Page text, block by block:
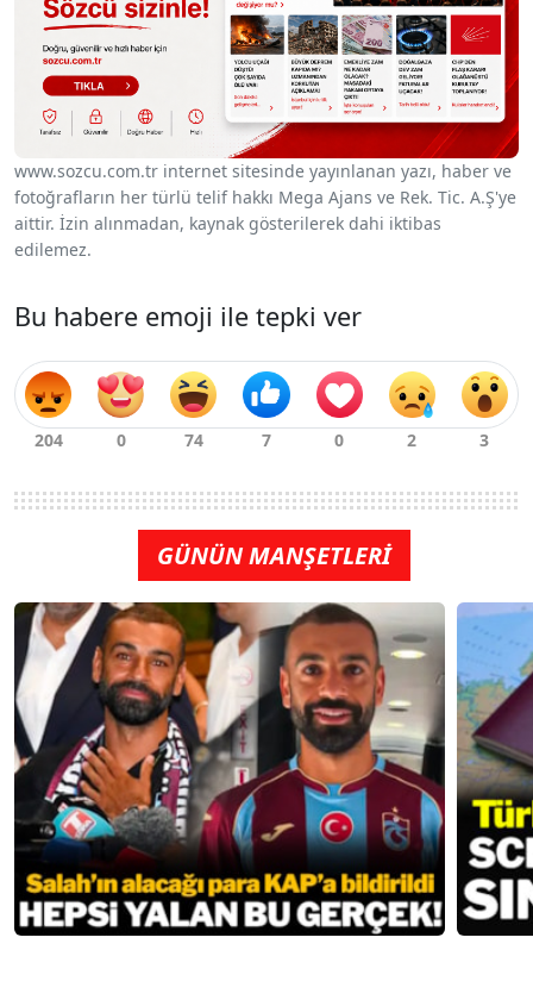
www.sozcu.com.tr internet sitesinde yayınlanan yazı, haber ve
fotoğrafların her türlü telif hakkı Mega Ajans ve Rek. Tic. A.Ş'ye
aittir. İzin alınmadan, kaynak gösterilerek dahi iktibas
edilemez.
Bu habere emoji ile tepki ver
GÜNÜN MANŞETLERİ